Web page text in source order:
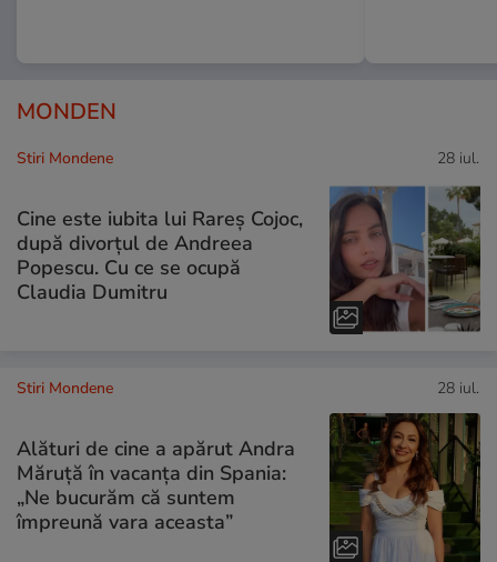
MONDEN
Stiri Mondene 28 iul.
Cine este iubita lui Rareș Cojoc,
după divorțul de Andreea
Popescu. Cu ce se ocupă
Claudia Dumitru
Stiri Mondene 28 iul.
Alături de cine a apărut Andra
Măruță în vacanța din Spania:
„Ne bucurăm că suntem
împreună vara aceasta”